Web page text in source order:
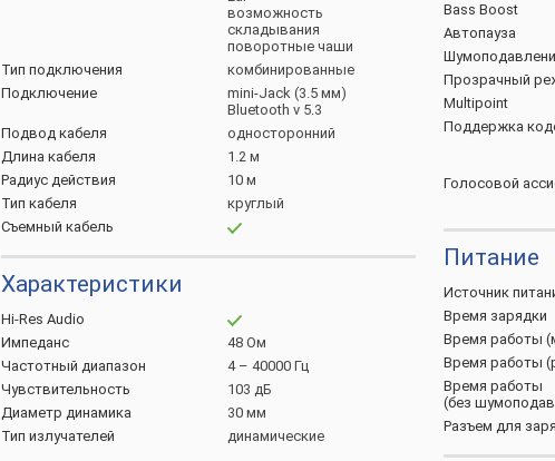
возможность
складывания
поворотные чаши
Тип подключения
комбинированные
Подключение
mini-Jack (3.5 мм)
Bluetooth v 5.3
Подвод кабеля
односторонний
Длина кабеля
1.2 м
Радиус действия
10 м
Тип кабеля
круглый
Съемный кабель
Характеристики
Hi-Res Audio
Импеданс
48 Ом
Частотный диапазон
4 – 40000 Гц
Чувствительность
103 дБ
Диаметр динамика
30 мм
Тип излучателей динамические
Bass Boost
Автопауза
Прозрачный
Multipoint
Поддержка
Голосовой
Питание
Источник
Время зарядки
Время работы
Время работы
Время работы
(без
Разъем для